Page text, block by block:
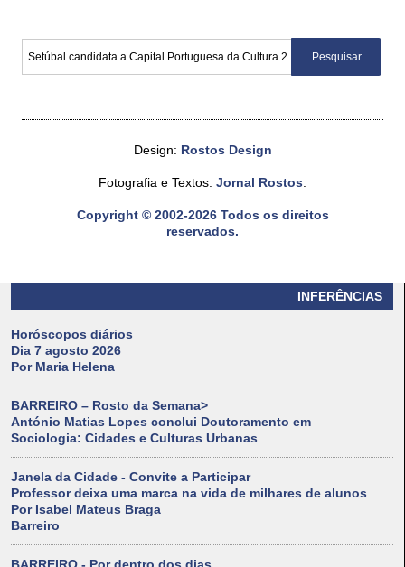
INFERÊNCIAS
Horóscopos diários
Dia 7 agosto 2026
Por Maria Helena
BARREIRO – Rosto da Semana>
António Matias Lopes conclui Doutoramento em
Sociologia: Cidades e Culturas Urbanas
Janela da Cidade - Convite a Participar
Professor deixa uma marca na vida de milhares de alunos
Por Isabel Mateus Braga
Barreiro
Design: Rostos Design
Fotografia e Textos: Jornal Rostos.
Copyright © 2002-2026 Todos os direitos
reservados.